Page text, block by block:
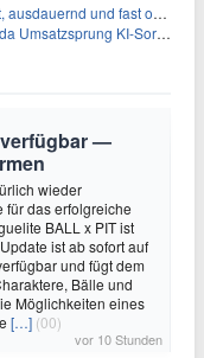
und fast ohne Falte
KI-Sorgen dämpft
verfügbar —
wieder
für das erfolgreiche
BALL x PIT ist
ist ab sofort auf
und fügt dem
Bälle und
Möglichkeiten eines
[…] (00)
vor 10 Stunden